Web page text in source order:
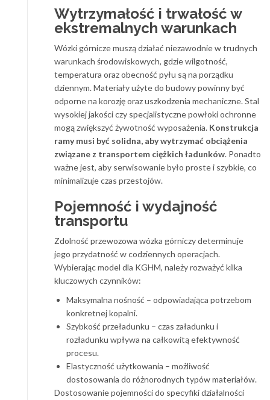
Wytrzymałość i trwałość w
ekstremalnych warunkach
Wózki górnicze muszą działać niezawodnie w trudnych
warunkach środowiskowych, gdzie wilgotność,
temperatura oraz obecność pyłu są na porządku
dziennym. Materiały użyte do budowy powinny być
odporne na korozję oraz uszkodzenia mechaniczne. Stal
wysokiej jakości czy specjalistyczne powłoki ochronne
mogą zwiększyć żywotność wyposażenia. Konstrukcja
ramy musi być solidna, aby wytrzymać obciążenia
związane z transportem ciężkich ładunków. Ponadto
ważne jest, aby serwisowanie było proste i szybkie, co
minimalizuje czas przestojów.
Pojemność i wydajność
transportu
Zdolność przewozowa wózka górniczy determinuje
jego przydatność w codziennych operacjach.
Wybierając model dla KGHM, należy rozważyć kilka
kluczowych czynników:
Maksymalna nośność – odpowiadająca potrzebom
konkretnej kopalni.
Szybkość przeładunku – czas załadunku i
rozładunku wpływa na całkowitą efektywność
procesu.
Elastyczność użytkowania – możliwość
dostosowania do różnorodnych typów materiałów.
Dostosowanie pojemności do specyfiki działalności